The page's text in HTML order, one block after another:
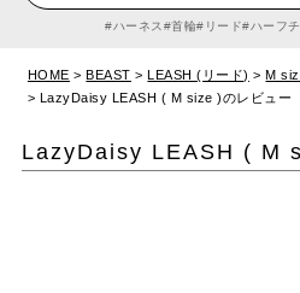
ハーネス 首輪 リード ハーフ
HOME BEAST LEASH (リード)
M
LazyDaisy LEASH ( M size )のレビュー
LazyDaisy LEASH ( M